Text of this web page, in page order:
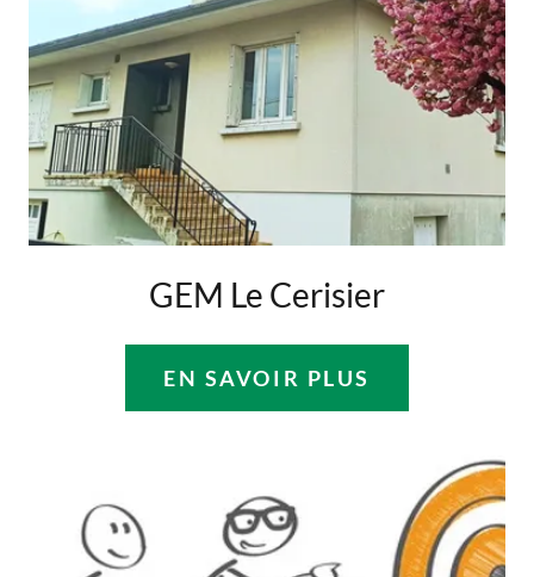
GEM Le Cerisier
EN SAVOIR PLUS